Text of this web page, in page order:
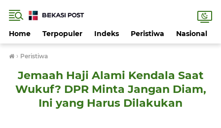
Home Terpopuler Indeks Peristiwa Nasional
› Peristiwa
Jemaah Haji Alami Kendala Saat
Wukuf? DPR Minta Jangan Diam,
Ini yang Harus Dilakukan